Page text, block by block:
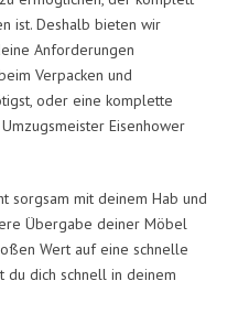
ist. Deshalb bieten wir
Anforderungen
Verpacken und
oder eine komplette
Eisenhower
sorgsam mit deinem Hab und
Übergabe deiner Möbel
Wert auf eine schnelle
du dich schnell in deinem